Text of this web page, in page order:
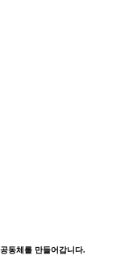
동체를 만들어갑니다.